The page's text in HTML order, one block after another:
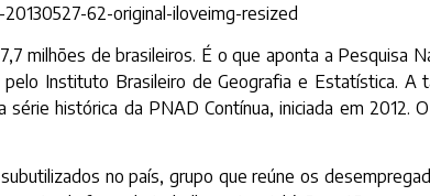
milhões de brasileiros. É o que aponta a Pesquisa
Instituto Brasileiro de Geografia e Estatística.
histórica da PNAD Contínua, iniciada em 2012.
no país, grupo que reúne os